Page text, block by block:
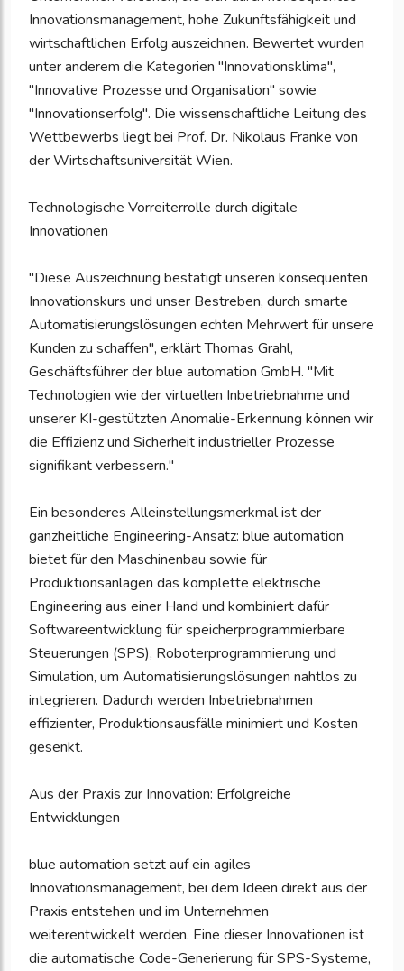
Innovationsmanagement, hohe Zukunftsfähigkeit und
wirtschaftlichen Erfolg auszeichnen. Bewertet wurden
unter anderem die Kategorien "Innovationsklima",
"Innovative Prozesse und Organisation" sowie
"Innovationserfolg". Die wissenschaftliche Leitung des
Wettbewerbs liegt bei Prof. Dr. Nikolaus Franke von
der Wirtschaftsuniversität Wien.
Technologische Vorreiterrolle durch digitale
Innovationen
"Diese Auszeichnung bestätigt unseren konsequenten
Innovationskurs und unser Bestreben, durch smarte
Automatisierungslösungen echten Mehrwert für unsere
Kunden zu schaffen", erklärt Thomas Grahl,
Geschäftsführer der blue automation GmbH. "Mit
Technologien wie der virtuellen Inbetriebnahme und
unserer KI-gestützten Anomalie-Erkennung können wir
die Effizienz und Sicherheit industrieller Prozesse
signifikant verbessern."
Ein besonderes Alleinstellungsmerkmal ist der
ganzheitliche Engineering-Ansatz: blue automation
bietet für den Maschinenbau sowie für
Produktionsanlagen das komplette elektrische
Engineering aus einer Hand und kombiniert dafür
Softwareentwicklung für speicherprogrammierbare
Steuerungen (SPS), Roboterprogrammierung und
Simulation, um Automatisierungslösungen nahtlos zu
integrieren. Dadurch werden Inbetriebnahmen
effizienter, Produktionsausfälle minimiert und Kosten
gesenkt.
Aus der Praxis zur Innovation: Erfolgreiche
Entwicklungen
blue automation setzt auf ein agiles
Innovationsmanagement, bei dem Ideen direkt aus der
Praxis entstehen und im Unternehmen
weiterentwickelt werden. Eine dieser Innovationen ist
die automatische Code-Generierung für SPS-Systeme,